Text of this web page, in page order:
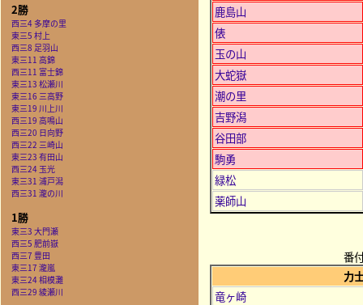
2勝
西三4 多摩の里
東三5 村上
西三8 足羽山
東三11 高錦
西三11 富士錦
東三13 松瀬川
東三16 三高野
東三19 川上川
西三19 高鳴山
西三20 日向野
西三22 三崎山
東三23 有田山
西三24 玉光
東三31 浦戸潟
西三31 瀧の川
1勝
東三3 大門瀬
西三5 肥前嶽
西三7 豊田
東三17 瀧嵐
東三24 相模灘
西三29 綾瀬川
鹿島山
俵
玉の山
大蛇嶽
潮の里
吉野潟
谷田部
駒勇
緑松
薬師山
番
力
竜ヶ崎